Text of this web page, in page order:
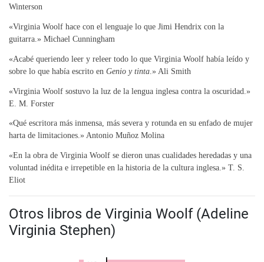
Winterson
«Virginia Woolf hace con el lenguaje lo que Jimi Hendrix con la
guitarra.» Michael Cunningham
«Acabé queriendo leer y releer todo lo que Virginia Woolf había leído y
sobre lo que había escrito en Genio y tinta .» Ali Smith
«Virginia Woolf sostuvo la luz de la lengua inglesa contra la oscuridad.»
E. M. Forster
«Qué escritora más inmensa, más severa y rotunda en su enfado de mujer
harta de limitaciones.» Antonio Muñoz Molina
«En la obra de Virginia Woolf se dieron unas cualidades heredadas y una
voluntad inédita e irrepetible en la historia de la cultura inglesa.» T. S.
Eliot
Otros libros de Virginia Woolf (Adeline
Virginia Stephen)